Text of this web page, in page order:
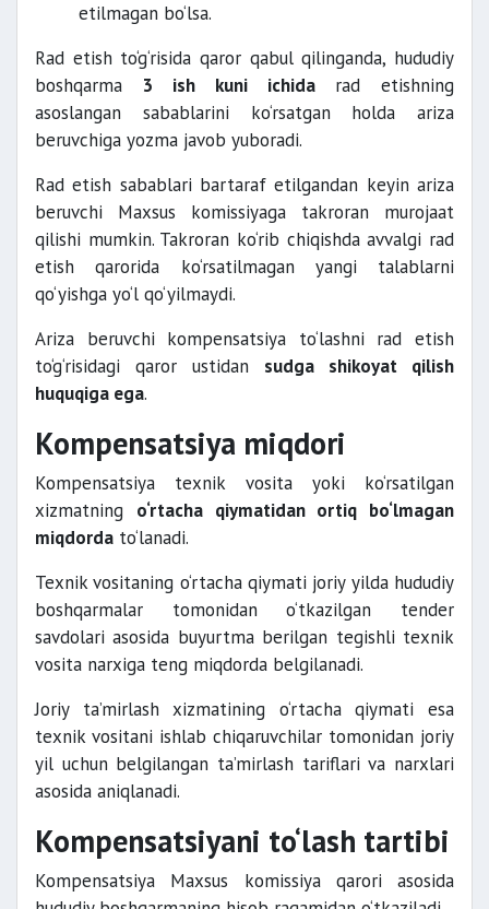
etilmagan bo‘lsa.
Rad etish to‘g‘risida qaror qabul qilinganda, hududiy
boshqarma 3 ish kuni ichidarad etishning
asoslangan sabablarini ko‘rsatgan holda ariza
beruvchiga yozma javob yuboradi.
Rad etish sabablari bartaraf etilgandan keyin ariza
beruvchi Maxsus komissiyaga takroran murojaat
qilishi mumkin. Takroran ko‘rib chiqishda avvalgi rad
etish qarorida ko‘rsatilmagan yangi talablarni
qo‘yishga yo‘l qo‘yilmaydi.
Ariza beruvchi kompensatsiya to‘lashni rad etish
to‘g‘risidagi qaror ustidan sudga shikoyat qilish
huquqiga ega.
Kompensatsiya miqdori
Kompensatsiya texnik vosita yoki ko‘rsatilgan
xizmatning o‘rtacha qiymatidan ortiq bo‘lmagan
miqdorda to‘lanadi.
Texnik vositaning o‘rtacha qiymati joriy yilda hududiy
boshqarmalar tomonidan o‘tkazilgan tender
savdolari asosida buyurtma berilgan tegishli texnik
vosita narxiga teng miqdorda belgilanadi.
Joriy ta’mirlash xizmatining o‘rtacha qiymati esa
texnik vositani ishlab chiqaruvchilar tomonidan joriy
yil uchun belgilangan ta’mirlash tariflari va narxlari
asosida aniqlanadi.
Kompensatsiyani to‘lash tartibi
Kompensatsiya Maxsus komissiya qarori asosida